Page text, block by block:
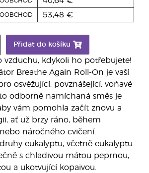
vzduchu, kdykoli ho potřebujete!
Breathe Again Roll-On je vaší
osvěžující, povznášející, voňavé
odborně namíchaná směs je
vám pomohla začít znovu a
ať už brzy ráno, během
náročného cvičení.
eukalyptu, včetně eukalyptu
s chladivou mátou peprnou,
a ukotvující kopaivou.
53,48 €
Přidat do košíku